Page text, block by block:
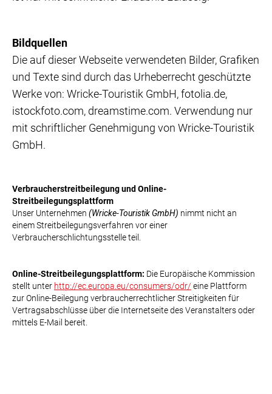
Bildquellen
Die auf dieser Webseite verwendeten Bilder, Grafiken
und Texte sind durch das Urheberrecht geschützte
Werke von: Wricke-Touristik GmbH, fotolia.de,
istockfoto.com, dreamstime.com. Verwendung nur
mit schriftlicher Genehmigung von Wricke-Touristik
GmbH.
Verbraucherstreitbeilegung und Online-
Streitbeilegungsplattform
Unser Unternehmen (Wricke-Touristik GmbH) nimmt nicht an
einem Streitbeilegungsverfahren vor einer
Verbraucherschlichtungsstelle teil.
Online-Streitbeilegungsplattform: Die Europäische Kommission
stellt unter http://ec.europa.eu/consumers/odr/ eine Plattform
zur Online-Beilegung verbraucherrechtlicher Streitigkeiten für
Vertragsabschlüsse über die Internetseite des Veranstalters oder
mittels E-Mail bereit.